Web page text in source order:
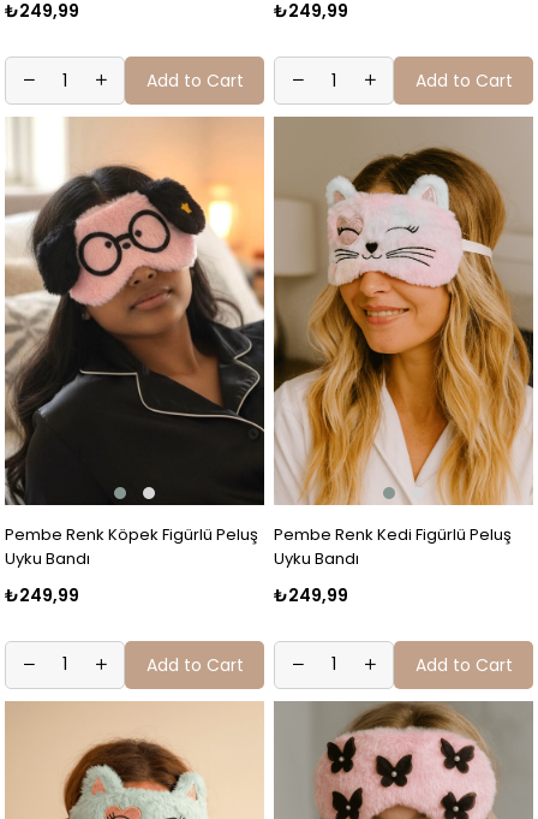
₺249,99
Add to Cart
₺249,99
Add to Cart
Pembe Renk Köpek Figürlü Peluş
Uyku Bandı
₺249,99
Add to Cart
Pembe Renk Kedi Figürlü Peluş
Uyku Bandı
₺249,99
Add to Cart